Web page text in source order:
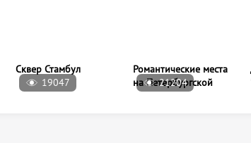
19047
21204
Романтические места
на Петербургской